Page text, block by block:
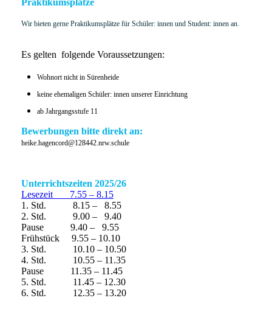
Praktikumsplätze
Wir bieten gerne Praktikumsplätze für Schüler: innen und Student: innen an.
Es gelten folgende Voraussetzungen:
Wohnort nicht in Sürenheide
keine ehemaligen Schüler: innen unserer Einrichtung
ab Jahrgangsstufe 11
Bewerbungen bitte direkt an:
heike.hagencord@128442.nrw.schule
Unterrichtszeiten 2025/26
Lesezeit 7.55 – 8.15
1. Std. 8.15 – 8.55
2. Std. 9.00 – 9.40
Pause 9.40 – 9.55
Frühstück 9.55 – 10.10
3. Std. 10.10 – 10.50
4. Std. 10.55 – 11.35
Pause 11.35 – 11.45
5. Std. 11.45 – 12.30
6. Std. 12.35 – 13.20